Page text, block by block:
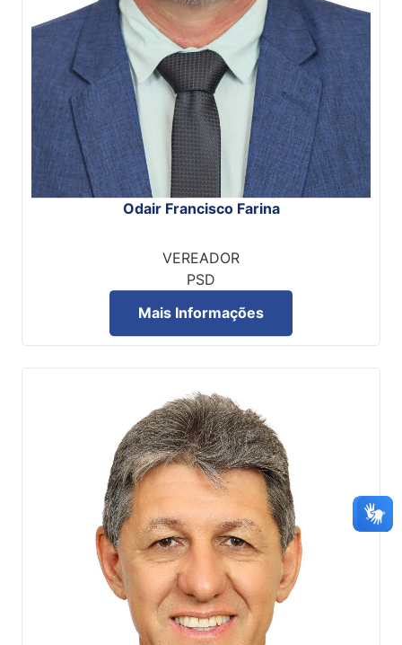
Odair Francisco Farina
VEREADOR
PSD
Mais Informações